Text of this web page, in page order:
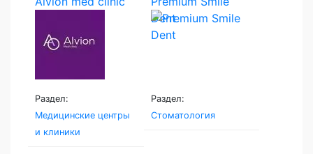
Раздел:
Медицинские центры
и клиники
Dent
Раздел:
Стоматология